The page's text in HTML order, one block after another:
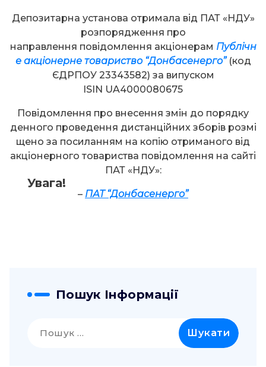
Увага!
Депозитарна установа отримала від ПАТ «НДУ»
розпорядження про
направлення повідомлення акціонерам Публічн
е акціонерне товариство “Донбасенерго” (код
ЄДРПОУ 23343582) за випуском
ISIN UA4000080675
Повідомлення про внесення змін до порядку
денного проведення дистанційних зборів розмі
щено за посиланням на копію отриманого від
акціонерного товариства повідомлення на сайті
ПАТ «НДУ»:
– ПАТ “Донбасенерго”
Пошук Інформації